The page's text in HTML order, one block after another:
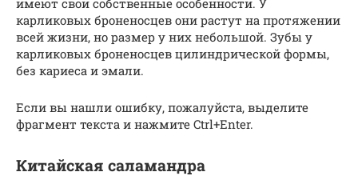
имеют свои собственные особенности. У
карликовых броненосцев они растут на протяжении
всей жизни, но размер у них небольшой. Зубы у
карликовых броненосцев цилиндрической формы,
без кариеса и эмали.
Если вы нашли ошибку, пожалуйста, выделите
фрагмент текста и нажмите Ctrl+Enter.
Китайская саламандра